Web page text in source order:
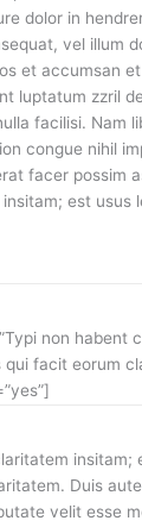
dolor in
vel illum
et accumsan
luptatum zzril
facilisi. Nam
congue nihil
facer possim
est usus
non habent
qui facit eorum
insitam;
Duis
velit esse